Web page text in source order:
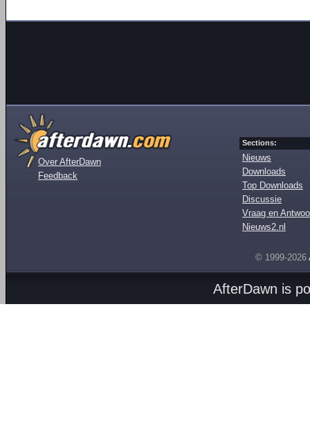
Over AfterDawn
Feedback
Sections:
Nieuws
Downloads
Top Downloads
Discussie
Vraag en
Nieuws2.nl
© 1999-2026
AfterDawn is